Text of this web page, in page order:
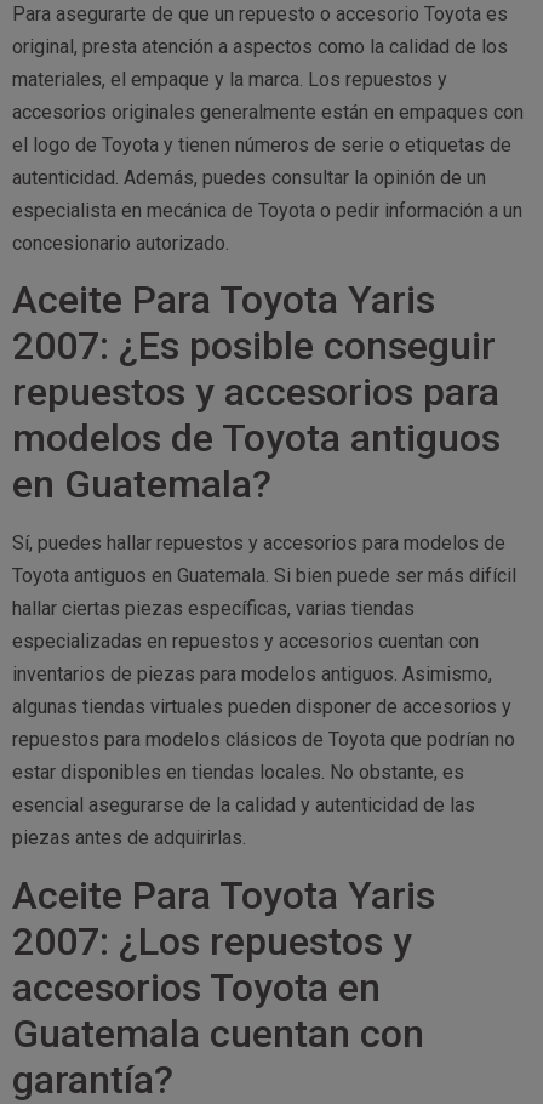
Para asegurarte de que un repuesto o accesorio Toyota es
original, presta atención a aspectos como la calidad de los
materiales, el empaque y la marca. Los repuestos y
accesorios originales generalmente están en empaques con
el logo de Toyota y tienen números de serie o etiquetas de
autenticidad. Además, puedes consultar la opinión de un
especialista en mecánica de Toyota o pedir información a un
concesionario autorizado.
Aceite Para Toyota Yaris
2007: ¿Es posible conseguir
repuestos y accesorios para
modelos de Toyota antiguos
en Guatemala?
Sí, puedes hallar repuestos y accesorios para modelos de
Toyota antiguos en Guatemala. Si bien puede ser más difícil
hallar ciertas piezas específicas, varias tiendas
especializadas en repuestos y accesorios cuentan con
inventarios de piezas para modelos antiguos. Asimismo,
algunas tiendas virtuales pueden disponer de accesorios y
repuestos para modelos clásicos de Toyota que podrían no
estar disponibles en tiendas locales. No obstante, es
esencial asegurarse de la calidad y autenticidad de las
piezas antes de adquirirlas.
Aceite Para Toyota Yaris
2007: ¿Los repuestos y
accesorios Toyota en
Guatemala cuentan con
garantía?